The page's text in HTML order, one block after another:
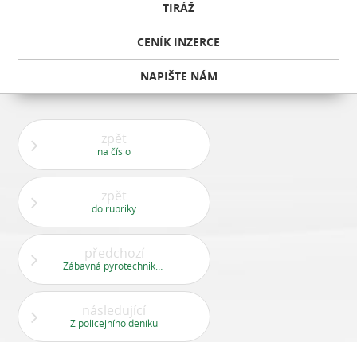
TIRÁŽ
CENÍK INZERCE
NAPIŠTE NÁM
zpět
na číslo
zpět
do rubriky
předchozí
následující
Z policejního deníku